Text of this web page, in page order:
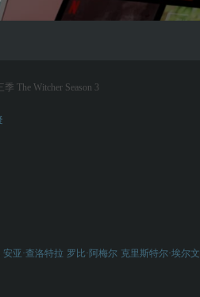
季 The Witcher Season 3
安亚·查洛特拉 罗比·阿梅尔 克里斯特尔·埃尔文